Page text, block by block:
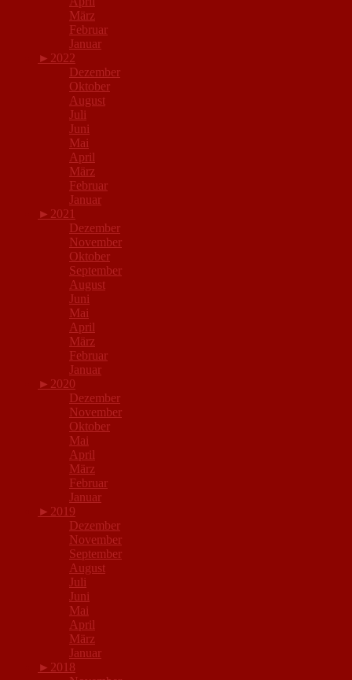
März
Februar
Januar
► 2022
Dezember
Oktober
August
Juli
Juni
Mai
April
März
Februar
Januar
► 2021
Dezember
November
Oktober
September
August
Juni
Mai
April
März
Februar
Januar
► 2020
Dezember
November
Oktober
Mai
April
März
Februar
Januar
► 2019
Dezember
November
September
August
Juli
Juni
Mai
April
März
Januar
► 2018